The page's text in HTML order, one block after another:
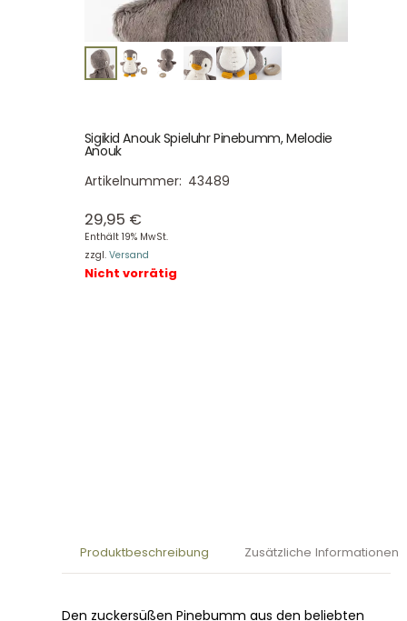
Sigikid Anouk Spieluhr Pinebumm, Melodie
Anouk
Artikelnummer: 43489
29,95 €
Enthält 19% MwSt.
zzgl. Versand
Nicht vorrätig
Produktbeschreibung Zusätzliche Informationen
Den zuckersüßen Pinebumm aus den beliebten